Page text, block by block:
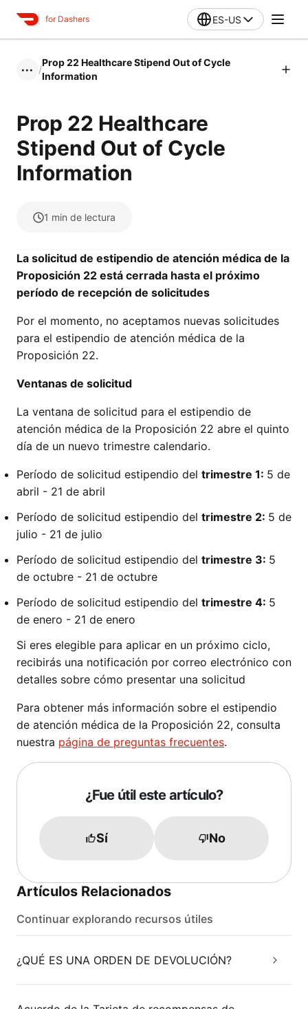
for Dashers ES-US
••• /
Prop 22 Healthcare Stipend Out of Cycle
Information
Prop 22 Healthcare
Stipend Out of Cycle
Information
1 min de lectura
La solicitud de estipendio de atención médica de la
Proposición 22 está cerrada hasta el próximo
período de recepción de solicitudes
Por el momento, no aceptamos nuevas solicitudes
para el estipendio de atención médica de la
Proposición 22.
Ventanas de solicitud
La ventana de solicitud para el estipendio de
atención médica de la Proposición 22 abre el quinto
día de un nuevo trimestre calendario.
Período de solicitud estipendio del trimestre 1: 5 de
abril - 21 de abril
Período de solicitud estipendio del trimestre 2: 5 de
julio - 21 de julio
Período de solicitud estipendio del trimestre 3: 5
de octubre - 21 de octubre
Período de solicitud estipendio del trimestre 4: 5
de enero - 21 de enero
Si eres elegible para aplicar en un próximo ciclo,
recibirás una notificación por correo electrónico con
detalles sobre cómo presentar una solicitud
Para obtener más información sobre el estipendio
de atención médica de la Proposición 22, consulta
nuestra página de preguntas frecuentes.
¿Fue útil este artículo?
Sí No
Artículos Relacionados
Continuar explorando recursos útiles
¿QUÉ ES UNA ORDEN DE DEVOLUCIÓN?